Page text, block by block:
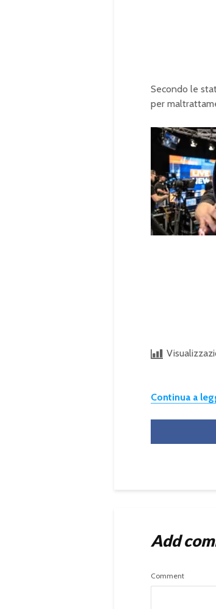
Secondo le
per
U
n
m
Continua a
Add
Comment